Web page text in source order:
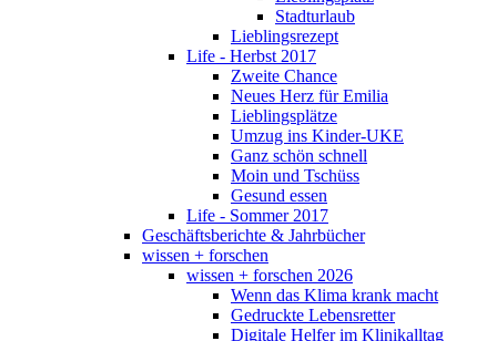
Stadturlaub
Lieblingsrezept
Life - Herbst 2017
Zweite Chance
Neues Herz für Emilia
Lieblingsplätze
Umzug ins Kinder-UKE
Ganz schön schnell
Moin und Tschüss
Gesund essen
Life - Sommer 2017
Geschäftsberichte & Jahrbücher
wissen + forschen
wissen + forschen 2026
Wenn das Klima krank macht
Gedruckte Lebensretter
Digitale Helfer im Klinikalltag